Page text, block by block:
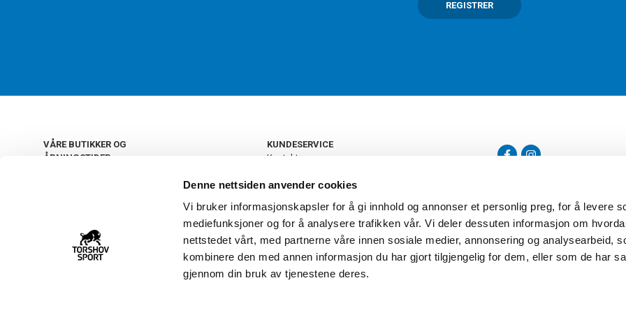
Denne nettsiden anvender cookies
Vi bruker informasjonskapsler for å gi innhold og annonser et personlig preg, for å levere
mediefunksjoner og for å analysere trafikken vår. Vi deler dessuten informasjon om
nettstedet vårt, med partnerne våre innen sosiale medier, annonsering og analysearbeid,
kombinere den med annen informasjon du har gjort tilgjengelig for dem, eller som de har
gjennom din bruk av tjenestene deres.
REGISTRER
VÅRE BUTIKKER OG
ÅPNINGSTIDER
22 09 20 20
KUNDESERVICE
Kontakt oss
Retur og bytte
Personvern
Frakt og levering
Ledige stillinger
FAQ - Ofte stilte spørsmål
Åpenhetsloven
Torshov Sport har over 90 års
klubbhandel. Torshov Sport har
Drammen, Sandvika Storsenter